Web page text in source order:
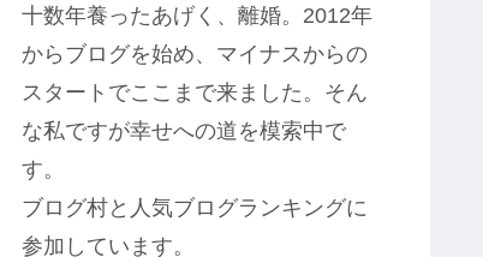
十数年養ったあげく、離婚。2012年
からブログを始め、マイナスからの
スタートでここまで来ました。そん
な私ですが幸せへの道を模索中で
す。
ブログ村と人気ブログランキングに
参加しています。